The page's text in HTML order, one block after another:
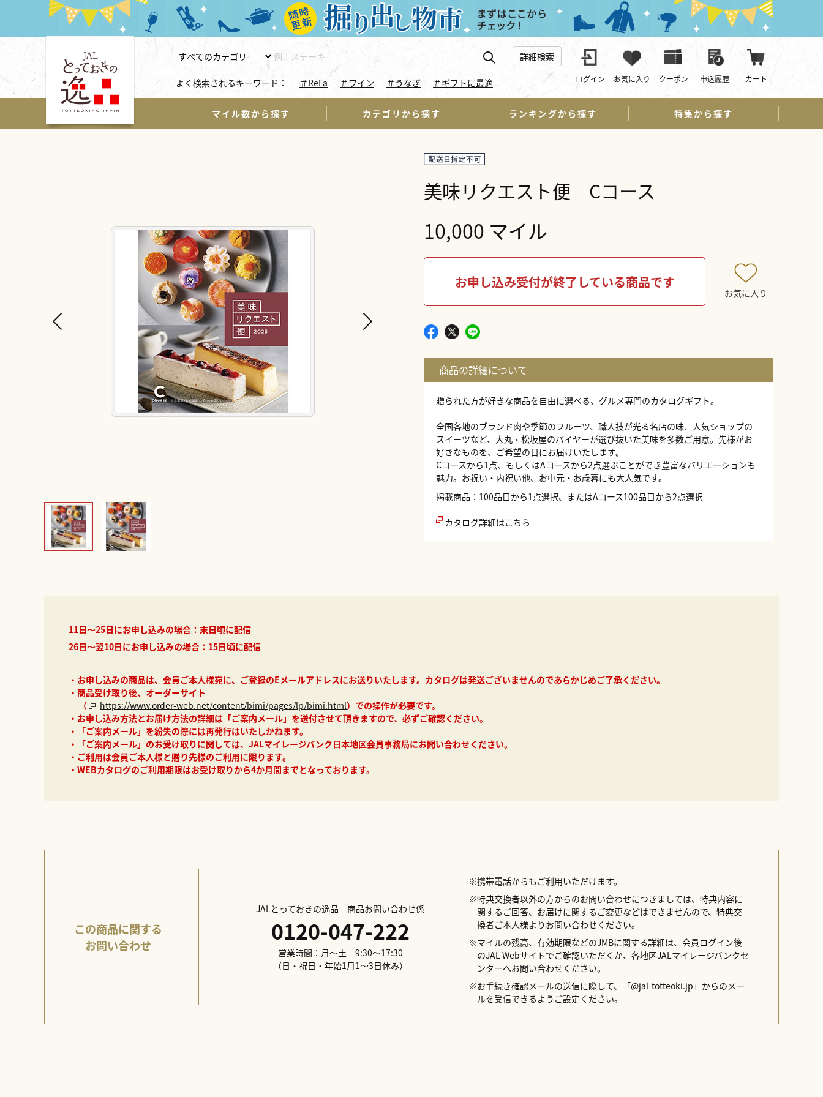
詳細検索
よく検索されるキーワード： ＃ReFa ＃ワイン ＃うなぎ ＃ギフトに最適 ログイン お気に入り クーポン 申込履歴 カート
マイル数から探す カテゴリから探す ランキングから探す 特集から探す
美味リクエスト便 Cコース
10,000 マイル
お申し込み受付が終了している商品です
お気に入り
贈られた方が好きな商品を自由に選べる、グルメ専門のカタログギフト。
全国各地のブランド肉や季節のフルーツ、職人技が光る名店の味、人気ショップの
スイーツなど、大丸・松坂屋のバイヤーが選び抜いた美味を多数ご用意。先様がお
好きなものを、ご希望の日にお届けいたします。
Cコースから1点、もしくはAコースから2点選ぶことができ豊富なバリエーションも
魅力。お祝い・内祝い他、お中元・お歳暮にも大人気です。
掲載商品：100品目から1点選択、またはAコース100品目から2点選択
カタログ詳細はこちら
11日～25日にお申し込みの場合：末日頃に配信
26日～翌10日にお申し込みの場合：15日頃に配信
・お申し込みの商品は、会員ご本人様宛に、ご登録のEメールアドレスにお送りいたします。カタログは発送ございませんのであらかじめご了承ください。
・商品受け取り後、オーダーサイト
（
https://www.order-web.net/content/bimi/pages/lp/bimi.html）での操作が必要です。
・お申し込み方法とお届け方法の詳細は「ご案内メール」を送付させて頂きますので、必ずご確認ください。
・「ご案内メール」を紛失の際には再発行はいたしかねます。
・「ご案内メール」のお受け取りに関しては、JALマイレージバンク日本地区会員事務局にお問い合わせください。
・ご利用は会員ご本人様と贈り先様のご利用に限ります。
・WEBカタログのご利用期限はお受け取りから4か月間までとなっております。
この商品に関する
お問い合わせ
JALとっておきの逸品 商品お問い合わせ係
0120-047-222
営業時間：月～土 9:30～17:30
（日・祝日・年始1月1～3日休み）
※携帯電話からもご利用いただけます。
※特典交換者以外の方からのお問い合わせにつきましては、特典内容に
関するご回答、お届けに関するご変更などはできませんので、特典交
換者ご本人様よりお問い合わせください。
※マイルの残高、有効期限などのJMBに関する詳細は、会員ログイン後
のJAL Webサイトでご確認いただくか、各地区JALマイレージバンクセ
ンターへお問い合わせください。
※お手続き確認メールの送信に際して、「@jal-totteoki.jp」からのメー
ルを受信できるようご設定ください。